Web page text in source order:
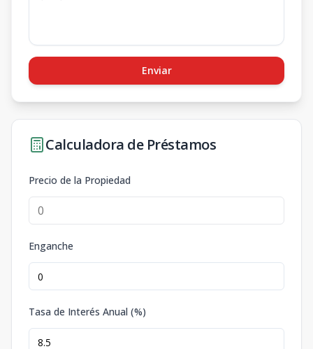
Enviar
Calculadora de Préstamos
Precio de la Propiedad
Enganche
Tasa de Interés Anual (%)